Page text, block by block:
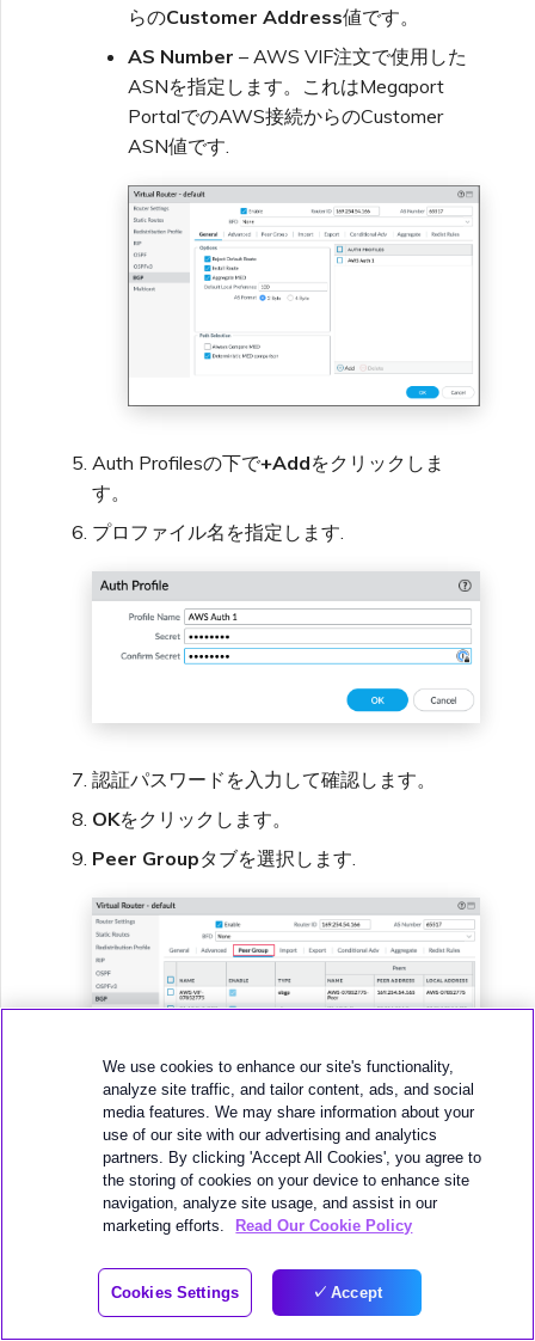
らのCustomer Address値です。
AS Number – AWS VIF注文で使用した
ASNを指定します。これはMegaport
PortalでのAWS接続からのCustomer
ASN値です.
Auth Profilesの下で+Addをクリックしま
す。
プロファイル名を指定します.
認証パスワードを入力して確認します。
OKをクリックします。
Peer Groupタブを選択します.
+Addをクリックしてピアグループを追加し
ます。
ピアグループの名前を指定します。例えば、
AWS-VIF-xxxx。
セッションタイプとしてeBGPを指定しま
We use cookies to enhance our site's functionality,
analyze site traffic, and tailor content, ads, and social
media features. We may share information about your
use of our site with our advertising and analytics
partners. By clicking 'Accept All Cookies', you agree to
the storing of cookies on your device to enhance site
navigation, analyze site usage, and assist in our
marketing efforts.
Read Our Cookie Policy
Cookies Settings Accept